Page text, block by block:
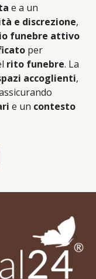
e a un
e discrezione,
funebre attivo
per
rito funebre. La
accoglienti,
e un contesto